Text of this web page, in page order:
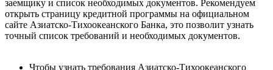
заемщику и список необходимых документов. Рекомендуем
открыть страницу кредитной программы на официальном
сайте Азиатско-Тихоокеанского Банка, это позволит узнать
точный список требований и необходимых документов.
Чтобы узнать требования Азиатско-Тихоокеанского